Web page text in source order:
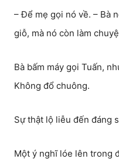
– Để mẹ gọi nó về. – Bà
giỗ, mà nó còn làm
Bà bấm máy gọi Tuấn,
Không đổ chuông.
Sự thật lộ liễu đến đáng
Một ý nghĩ lóe lên trong